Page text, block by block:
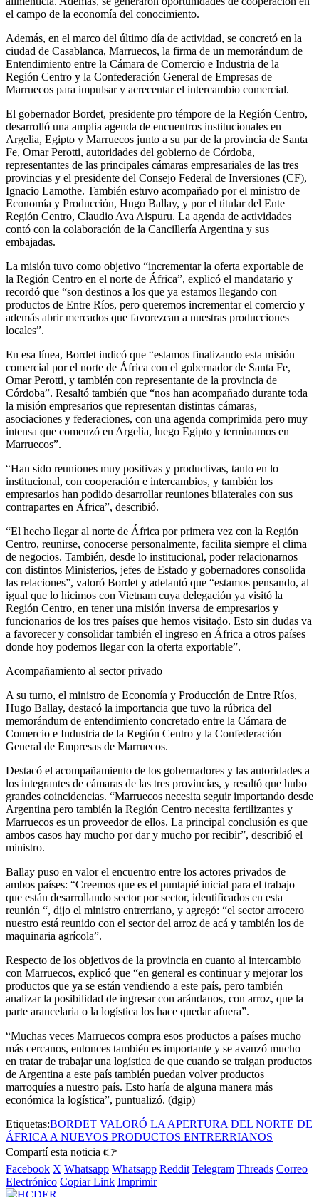
el campo de la economía del conocimiento.
Además, en el marco del último día de actividad, se concretó en la
ciudad de Casablanca, Marruecos, la firma de un memorándum de
Entendimiento entre la Cámara de Comercio e Industria de la
Región Centro y la Confederación General de Empresas de
Marruecos para impulsar y acrecentar el intercambio comercial.
El gobernador Bordet, presidente pro témpore de la Región Centro,
desarrolló una amplia agenda de encuentros institucionales en
Argelia, Egipto y Marruecos junto a su par de la provincia de Santa
Fe, Omar Perotti, autoridades del gobierno de Córdoba,
representantes de las principales cámaras empresariales de las tres
provincias y el presidente del Consejo Federal de Inversiones (CF),
Ignacio Lamothe. También estuvo acompañado por el ministro de
Economía y Producción, Hugo Ballay, y por el titular del Ente
Región Centro, Claudio Ava Aispuru. La agenda de actividades
contó con la colaboración de la Cancillería Argentina y sus
embajadas.
La misión tuvo como objetivo “incrementar la oferta exportable de
la Región Centro en el norte de África”, explicó el mandatario y
recordó que “son destinos a los que ya estamos llegando con
productos de Entre Ríos, pero queremos incrementar el comercio y
además abrir mercados que favorezcan a nuestras producciones
locales”.
En esa línea, Bordet indicó que “estamos finalizando esta misión
comercial por el norte de África con el gobernador de Santa Fe,
Omar Perotti, y también con representante de la provincia de
Córdoba”. Resaltó también que “nos han acompañado durante toda
la misión empresarios que representan distintas cámaras,
asociaciones y federaciones, con una agenda comprimida pero muy
intensa que comenzó en Argelia, luego Egipto y terminamos en
Marruecos”.
“Han sido reuniones muy positivas y productivas, tanto en lo
institucional, con cooperación e intercambios, y también los
empresarios han podido desarrollar reuniones bilaterales con sus
contrapartes en África”, describió.
“El hecho llegar al norte de África por primera vez con la Región
Centro, reunirse, conocerse personalmente, facilita siempre el clima
de negocios. También, desde lo institucional, poder relacionarnos
con distintos Ministerios, jefes de Estado y gobernadores consolida
las relaciones”, valoró Bordet y adelantó que “estamos pensando, al
igual que lo hicimos con Vietnam cuya delegación ya visitó la
Región Centro, en tener una misión inversa de empresarios y
funcionarios de los tres países que hemos visitado. Esto sin dudas va
a favorecer y consolidar también el ingreso en África a otros países
donde hoy podemos llegar con la oferta exportable”.
Acompañamiento al sector privado
A su turno, el ministro de Economía y Producción de Entre Ríos,
Hugo Ballay, destacó la importancia que tuvo la rúbrica del
memorándum de entendimiento concretado entre la Cámara de
Comercio e Industria de la Región Centro y la Confederación
General de Empresas de Marruecos.
Destacó el acompañamiento de los gobernadores y las autoridades a
los integrantes de cámaras de las tres provincias, y resaltó que hubo
grandes coincidencias. “Marruecos necesita seguir importando desde
Argentina pero también la Región Centro necesita fertilizantes y
Marruecos es un proveedor de ellos. La principal conclusión es que
ambos casos hay mucho por dar y mucho por recibir”, describió el
ministro.
Ballay puso en valor el encuentro entre los actores privados de
ambos países: “Creemos que es el puntapié inicial para el trabajo
que están desarrollando sector por sector, identificados en esta
reunión “, dijo el ministro entrerriano, y agregó: “el sector arrocero
nuestro está reunido con el sector del arroz de acá y también los de
maquinaria agrícola”.
Respecto de los objetivos de la provincia en cuanto al intercambio
con Marruecos, explicó que “en general es continuar y mejorar los
productos que ya se están vendiendo a este país, pero también
analizar la posibilidad de ingresar con arándanos, con arroz, que la
parte arancelaria o la logística los hace quedar afuera”.
“Muchas veces Marruecos compra esos productos a países mucho
más cercanos, entonces también es importante y se avanzó mucho
en tratar de trabajar una logística de que cuando se traigan productos
de Argentina a este país también puedan volver productos
marroquíes a nuestro país. Esto haría de alguna manera más
económica la logística”, puntualizó. (dgip)
Etiquetas:BORDET VALORÓ LA APERTURA DEL NORTE DE
ÁFRICA A NUEVOS PRODUCTOS ENTRERRIANOS
Compartí esta noticia 👉
Facebook X Whatsapp Whatsapp Reddit Telegram Threads Correo
Electrónico Copiar Link Imprimir